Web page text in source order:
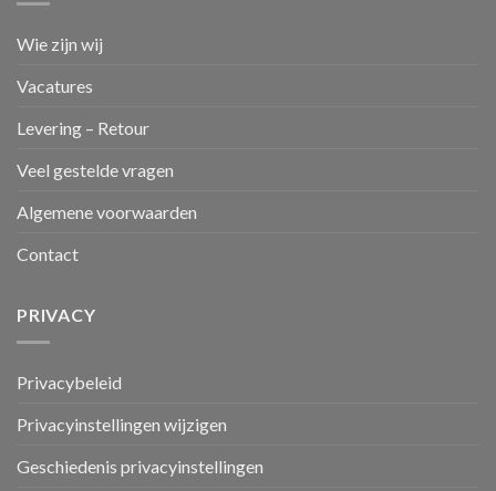
Wie zijn wij
Vacatures
Levering – Retour
Veel gestelde vragen
Algemene voorwaarden
Contact
PRIVACY
Privacybeleid
Privacyinstellingen wijzigen
Geschiedenis privacyinstellingen